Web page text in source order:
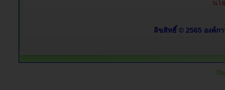
นโ
ลิขสิทธิ์ © 2565 องค์ก